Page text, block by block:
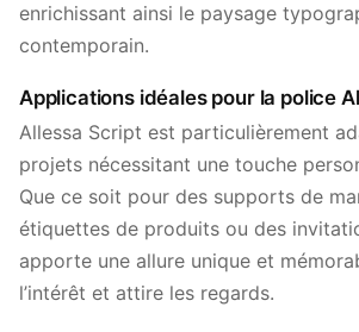
enrichissant ainsi le paysage
contemporain.
Applications idéales pour la police
Allessa Script est particulièrement
projets nécessitant une touche
Que ce soit pour des supports de
étiquettes de produits ou des
apporte une allure unique et
l’intérêt et attire les regards.